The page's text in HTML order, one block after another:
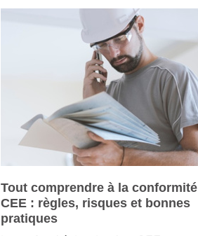
Tout comprendre à la conformité
CEE : règles, risques et bonnes
pratiques